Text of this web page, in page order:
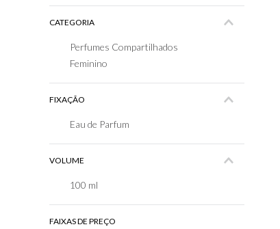
CATEGORIA
Perfumes Compartilhados
Feminino
FIXAÇÃO
Eau de Parfum
VOLUME
100 ml
FAIXAS DE PREÇO